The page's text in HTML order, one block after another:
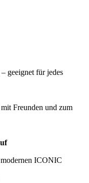
– geeignet für jedes
Freunden und zum
ICONIC